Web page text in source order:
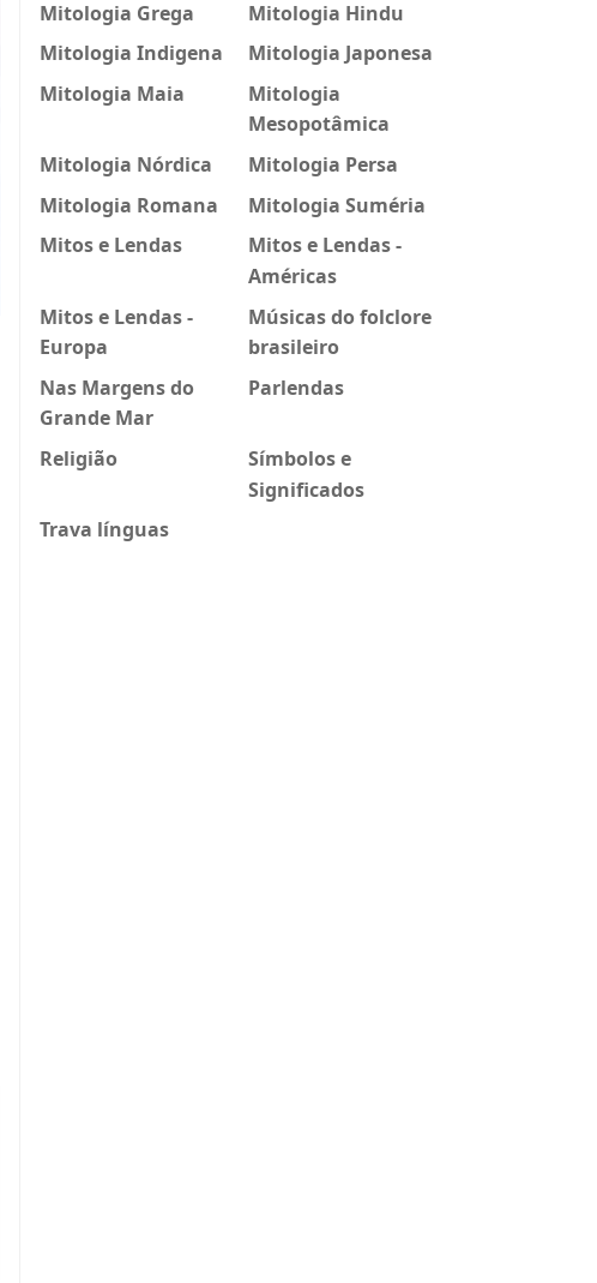
Mitologia Grega
Mitologia Hindu
Mitologia Indigena
Mitologia Japonesa
Mitologia Maia
Mitologia
Mesopotâmica
Mitologia Nórdica
Mitologia Persa
Mitologia Romana
Mitologia Suméria
Mitos e Lendas
Mitos e Lendas -
Américas
Mitos e Lendas -
Europa
Músicas do folclore
brasileiro
Nas Margens do
Grande Mar
Parlendas
Religião
Símbolos e
Significados
Trava línguas